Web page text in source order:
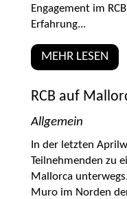
Engagement im
Erfahrung...
MEHR LESEN
RCB auf
Allgemein
In der letzten
Teilnehmenden zu
Mallorca
Muro im Norden